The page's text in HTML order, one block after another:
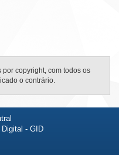
copyright, com todos os
o contrário.
- GID